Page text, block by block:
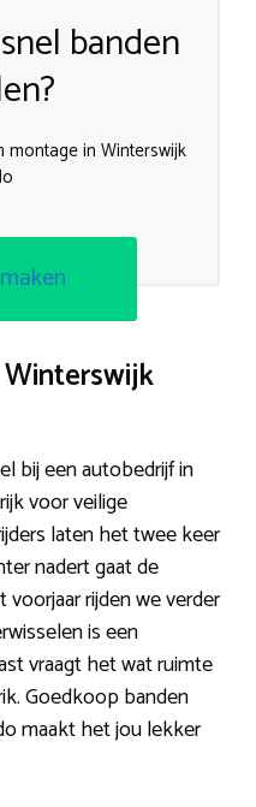
banden
montage in Winterswijk
bij een autobedrijf in
voor veilige
laten het twee keer
nadert gaat de
rijden we verder
is een
vraagt het wat ruimte
Goedkoop banden
maakt het jou lekker